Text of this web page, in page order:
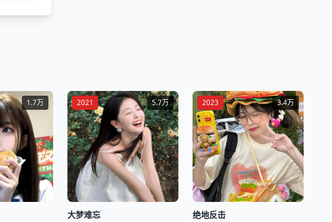
1.7万 2021 5.7万
大梦难忘
2023 3.4万
绝地反击